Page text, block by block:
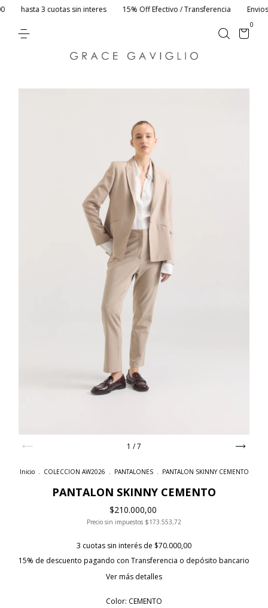
hasta 3 cuotas sin interes 15% Off Efectivo / Transferencia Envios
0
1 /7
Inicio . COLECCION AW2026 . PANTALONES . PANTALON SKINNY CEMENTO
PANTALON SKINNY CEMENTO
$210.000,00
Precio sin impuestos $173.553,72
3 cuotas sin interés de $70.000,00
15% de descuento pagando con Transferencia o depósito bancario
Ver más detalles
Color: CEMENTO